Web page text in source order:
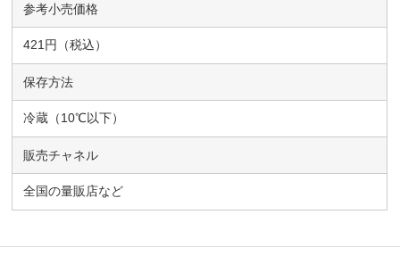
参考小売価格
421円（税込）
保存方法
冷蔵（10℃以下）
販売チャネル
全国の量販店など